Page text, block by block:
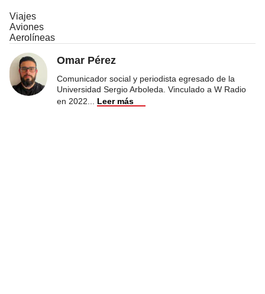
Viajes
Aviones
Aerolíneas
Omar Pérez
Comunicador social y periodista egresado de la
Universidad Sergio Arboleda. Vinculado a W Radio
en 2022
Leer más